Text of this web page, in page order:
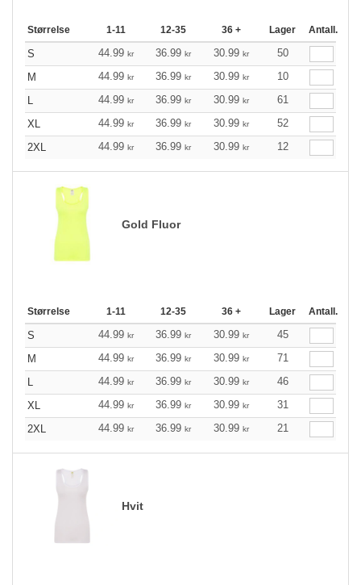
Størrelse 1-11 12-35 36 + Lager Antall.
S 44.99 kr 36.99 kr 30.99 kr
50
M
44.99 kr 36.99 kr 30.99 kr
10
L
44.99 kr 36.99 kr 30.99 kr
61
XL
44.99 kr 36.99 kr 30.99 kr
52
2XL
44.99 kr 36.99 kr 30.99 kr 12
Gold Fluor
Størrelse 1-11 12-35 36 + Lager Antall.
S 44.99 kr 36.99 kr 30.99 kr
45
M
44.99 kr 36.99 kr 30.99 kr
71
L
44.99 kr 36.99 kr 30.99 kr
46
XL
44.99 kr 36.99 kr 30.99 kr
31
2XL
44.99 kr 36.99 kr 30.99 kr 21
Hvit